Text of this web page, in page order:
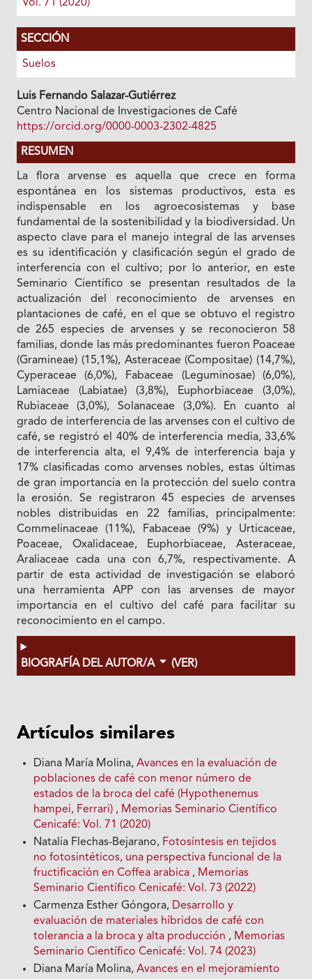
Vol. 71 (2020)
SECCIÓN
Suelos
Luis Fernando Salazar-Gutiérrez
Centro Nacional de Investigaciones de Café
https://orcid.org/0000-0003-2302-4825
RESUMEN
La flora arvense es aquella que crece en forma
espontánea en los sistemas productivos, esta es
indispensable en los agroecosistemas y base
fundamental de la sostenibilidad y la biodiversidad. Un
aspecto clave para el manejo integral de las arvenses
es su identificación y clasificación según el grado de
interferencia con el cultivo; por lo anterior, en este
Seminario Científico se presentan resultados de la
actualización del reconocimiento de arvenses en
plantaciones de café, en el que se obtuvo el registro
de 265 especies de arvenses y se reconocieron 58
familias, donde las más predominantes fueron Poaceae
(Gramineae) (15,1%), Asteraceae (Compositae) (14,7%),
Cyperaceae (6,0%), Fabaceae (Leguminosae) (6,0%),
Lamiaceae (Labiatae) (3,8%), Euphorbiaceae (3,0%),
Rubiaceae (3,0%), Solanaceae (3,0%). En cuanto al
grado de interferencia de las arvenses con el cultivo de
café, se registró el 40% de interferencia media, 33,6%
de interferencia alta, el 9,4% de interferencia baja y
17% clasificadas como arvenses nobles, estas últimas
de gran importancia en la protección del suelo contra
la erosión. Se registraron 45 especies de arvenses
nobles distribuidas en 22 familias, principalmente:
Commelinaceae (11%), Fabaceae (9%) y Urticaceae,
Poaceae, Oxalidaceae, Euphorbiaceae, Asteraceae,
Araliaceae cada una con 6,7%, respectivamente. A
partir de esta actividad de investigación se elaboró
una herramienta APP con las arvenses de mayor
importancia en el cultivo del café para facilitar su
reconocimiento en el campo.
BIOGRAFÍA DEL AUTOR/A (VER)
Artículos similares
Diana María Molina,Avances en la evaluación de
poblaciones de café con menor número de
estados de la broca del café (Hypothenemus
hampei, Ferrari) , Memorias Seminario Científico
Cenicafé: Vol. 71 (2020)
Natalia Flechas-Bejarano, Fotosíntesis en tejidos
no fotosintéticos, una perspectiva funcional de la
fructificación en Coffea arabica , Memorias
Seminario Científico Cenicafé: Vol. 73 (2022)
Carmenza Esther Góngora, Desarrollo y
evaluación de materiales híbridos de café con
tolerancia a la broca y alta producción , Memorias
Seminario Científico Cenicafé: Vol. 74 (2023)
Diana María Molina,Avances en el mejoramiento